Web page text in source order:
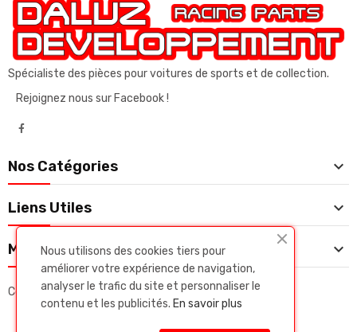
Spécialiste des pièces pour voitures de sports et de collection.
Rejoignez nous sur Facebook !
Nos Catégories 
Liens Utiles 
Mon Compte 
Copyright © Daluz developpeent. Tous droits réservés.
Nous utilisons des cookies tiers pour
améliorer votre expérience de navigation,
analyser le trafic du site et personnaliser le
contenu et les publicités. En savoir plus